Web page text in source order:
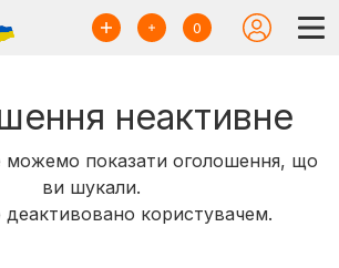
0
неактивне
показати оголошення, що
ви шукали.
деактивовано користувачем.